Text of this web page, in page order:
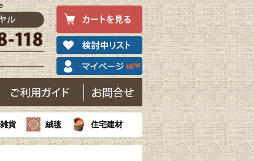
雑貨 絨毯 住宅建材